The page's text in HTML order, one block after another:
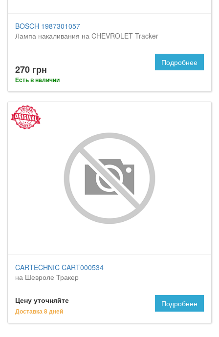
BOSCH 1987301057
Лампа накаливания на CHEVROLET Tracker
270 грн
Есть в наличии
Подробнее
CARTECHNIC CART000534
на Шевроле Тракер
Цену уточняйте
Доставка 8 дней
Подробнее